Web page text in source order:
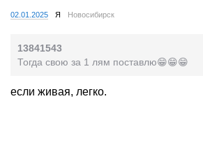
02.01.2025 Я Новосибирск
13841543
Тогда свою за 1 лям поставлю😁😁😁
если живая, легко.